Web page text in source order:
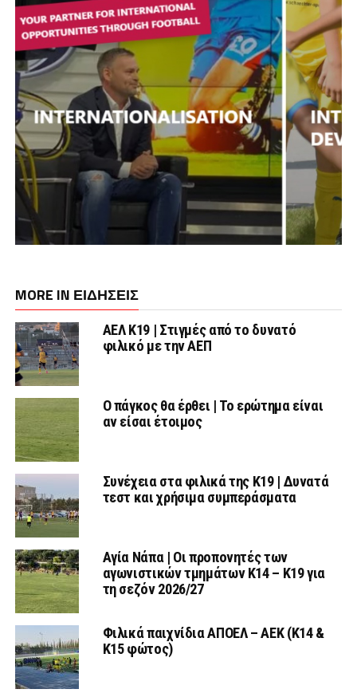
MORE IN ΕΙΔΗΣΕΙΣ
ΑΕΛ Κ19 | Στιγμές από το δυνατό
φιλικό με την ΑΕΠ
Ο πάγκος θα έρθει | Το ερώτημα είναι
αν είσαι έτοιμος
Συνέχεια στα φιλικά της Κ19 | Δυνατά
τεστ και χρήσιμα συμπεράσματα
Αγία Νάπα | Οι προπονητές των
αγωνιστικών τμημάτων Κ14 – Κ19 για
τη σεζόν 2026/27
Φιλικά παιχνίδια ΑΠΟΕΛ – ΑΕΚ (Κ14 &
Κ15 φώτος)